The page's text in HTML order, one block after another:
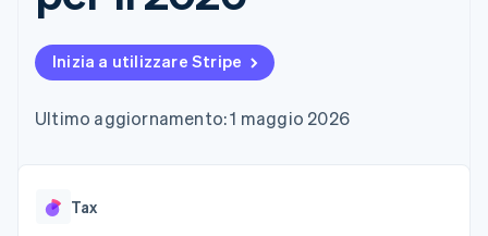
utente
pagamento
Accesso a
oltre 125
Pagamenti di
Authorization
Accettazione
Automazione
Stripe Sigma
Report
personalizzati
Sincronizzazione
Gestione del denaro
SaaS
Gestire gli
Offrire addebiti in base
all'utilizzo
garantite da stablecoin
gestisci i servizi con gli
Conferenza annuale
Sessions
Sala stampa
Stripe Press
Inizia a utilizzare Stripe
Ultimo aggiornamento: 1 maggio 2026
Tax